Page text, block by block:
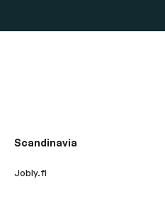
Scandinavia
Jobly.fi